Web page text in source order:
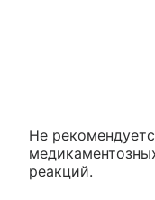
Не
реакций.